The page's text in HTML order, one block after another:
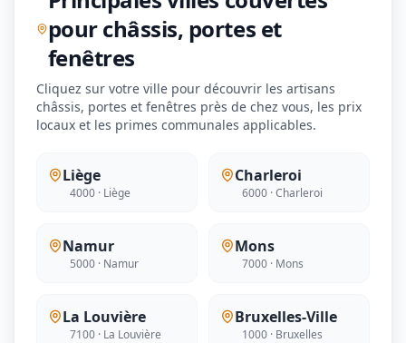
pour châssis, portes et
fenêtres
Cliquez sur votre ville pour découvrir les artisans
châssis, portes et fenêtres près de chez vous, les prix
locaux et les primes communales applicables.
Liège
4000 · Liège
Charleroi
6000 · Charleroi
Namur
5000 · Namur
Mons
7000 · Mons
La Louvière
7100 · La Louvière
Bruxelles-Ville
1000 · Bruxelles